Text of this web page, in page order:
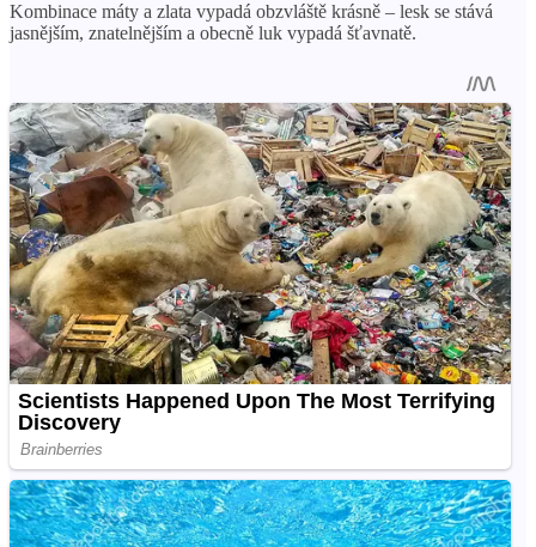
Kombinace máty a zlata vypadá obzvláště krásně – lesk se stává
jasnějším, znatelnějším a obecně luk vypadá šťavnatě.